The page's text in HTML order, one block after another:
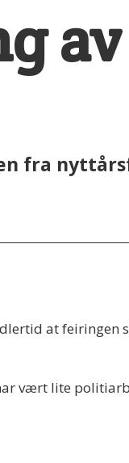
av
fra
at feiringen
vært lite